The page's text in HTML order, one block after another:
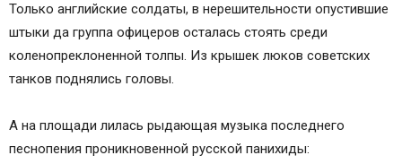
Только английские солдаты, в нерешительности опустившие
штыки да группа офицеров осталась стоять среди
коленопреклоненной толпы. Из крышек люков советских
танков поднялись головы.
А на площади лилась рыдающая музыка последнего
песнопения проникновенной русской панихиды: